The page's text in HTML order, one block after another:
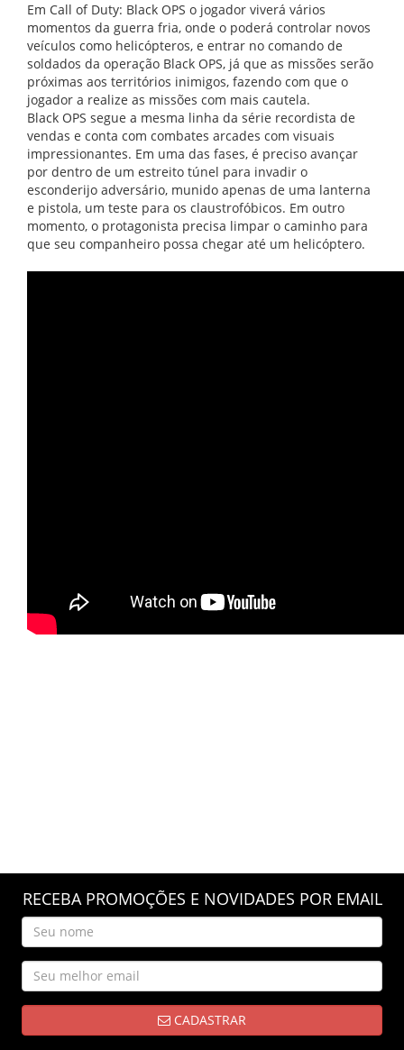
Em Call of Duty: Black OPS o jogador viverá vários
momentos da guerra fria, onde o poderá controlar novos
veículos como helicópteros, e entrar no comando de
soldados da operação Black OPS, já que as missões serão
próximas aos territórios inimigos, fazendo com que o
jogador a realize as missões com mais cautela.
Black OPS segue a mesma linha da série recordista de
vendas e conta com combates arcades com visuais
impressionantes. Em uma das fases, é preciso avançar
por dentro de um estreito túnel para invadir o
esconderijo adversário, munido apenas de uma lanterna
e pistola, um teste para os claustrofóbicos. Em outro
momento, o protagonista precisa limpar o caminho para
que seu companheiro possa chegar até um helicóptero.
RECEBA PROMOÇÕES E NOVIDADES POR EMAIL
CADASTRAR